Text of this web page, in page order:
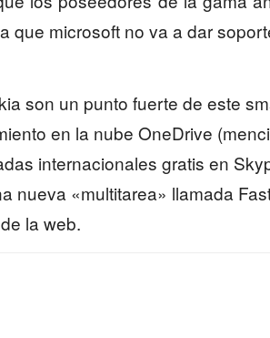
que microsoft no va a dar
son un punto fuerte de este
en la nube OneDrive
internacionales gratis en
nueva «multitarea» llamada
la web.